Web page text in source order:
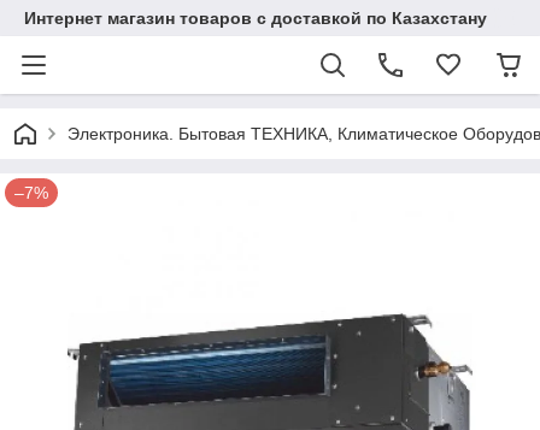
Интернет магазин товаров с доставкой по Казахстану
Электроника. Бытовая ТЕХНИКА, Климатическое
–7%